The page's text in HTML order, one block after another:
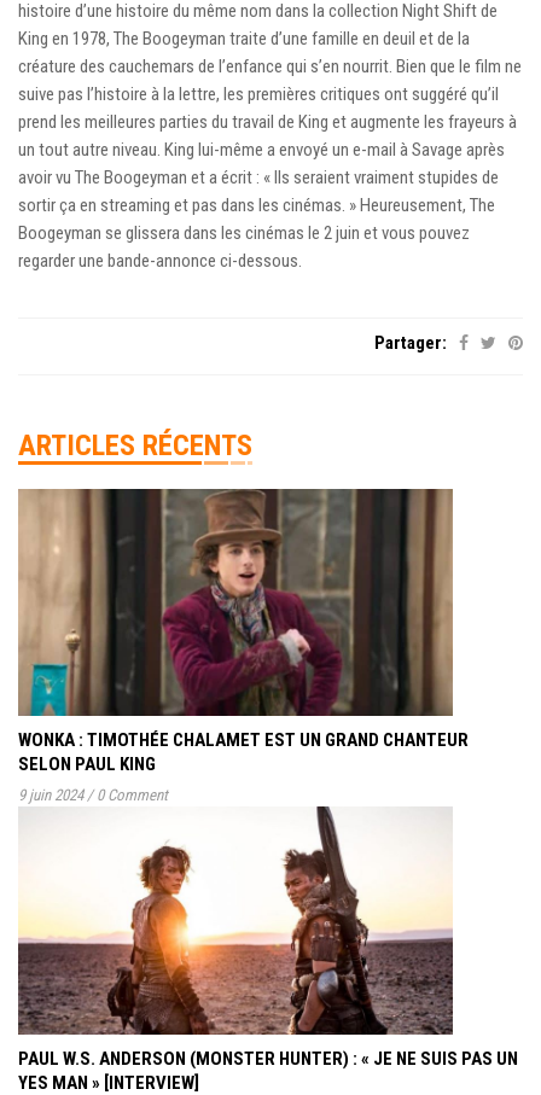
histoire d’une histoire du même nom dans la collection Night Shift de
King en 1978, The Boogeyman traite d’une famille en deuil et de la
créature des cauchemars de l’enfance qui s’en nourrit. Bien que le film ne
suive pas l’histoire à la lettre, les premières critiques ont suggéré qu’il
prend les meilleures parties du travail de King et augmente les frayeurs à
un tout autre niveau. King lui-même a envoyé un e-mail à Savage après
avoir vu The Boogeyman et a écrit : « Ils seraient vraiment stupides de
sortir ça en streaming et pas dans les cinémas. » Heureusement, The
Boogeyman se glissera dans les cinémas le 2 juin et vous pouvez
regarder une bande-annonce ci-dessous.
Partager:
ARTICLES RÉCENTS
WONKA : TIMOTHÉE CHALAMET EST UN GRAND CHANTEUR
SELON PAUL KING
9 juin 2024 / 0 Comment
PAUL W.S. ANDERSON (MONSTER HUNTER) : « JE NE SUIS PAS UN
YES MAN » [INTERVIEW]